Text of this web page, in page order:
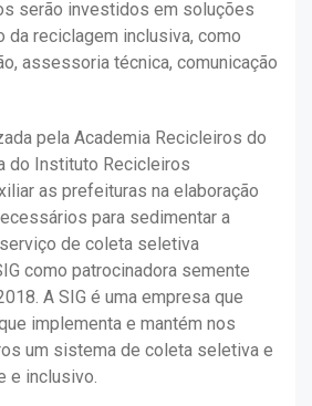
serão investidos em soluções
da reciclagem inclusiva, como
assessoria técnica, comunicação
pela Academia Recicleiros do
do Instituto Recicleiros
as prefeituras na elaboração
para sedimentar a
de coleta seletiva
como patrocinadora semente
A SIG é uma empresa que
implementa e mantém nos
um sistema de coleta seletiva e
e inclusivo.